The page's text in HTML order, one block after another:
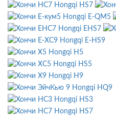
Hongqi HS7
Hongqi E-QM5
Hongqi EHS7
Hongqi E-HS9
Hongqi H5
Hongqi HS5
Hongqi H9
Hongqi HQ9
Hongqi HS3
Hongqi HS7